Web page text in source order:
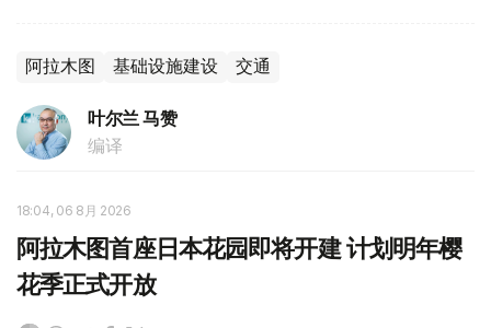
阿拉木图 基础设施建设 交通
叶尔兰 马赞
编译
18:04, 06 8月 2026
阿拉木图首座日本花园即将开建 计划明年樱
花季正式开放